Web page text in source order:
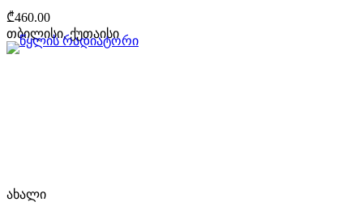
₾460.00
თბილისი, ქუთაისი
ახალი